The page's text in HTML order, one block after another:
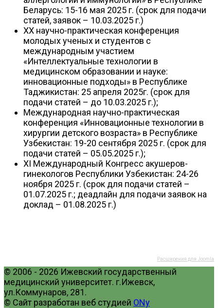
Беларусь: 15-16 мая 2025 г. (срок для подачи
статей, заявок – 10.03.2025 г.)
XX научно-практическая конференция
молодых ученых и студентов с
международным участием
«Интеллектуальные технологии в
медицинском образовании и науке:
инновационные подходы» в Республике
Таджикистан: 25 апреля 2025г. (срок для
подачи статей – до 10.03.2025 г.);
Международная научно-практическая
конференция «Инновационные технологии в
хирургии детского возраста» в Республике
Узбекистан: 19-20 сентября 2025 г. (срок для
подачи статей – 05.05.2025 г.);
XI Международный Конгресс акушеров-
гинекологов Республики Узбекистан: 24-26
ноября 2025 г. (срок для подачи статей –
01.07.2025 г.; деадлайн для подачи заявок на
доклад – 01.08.2025 г.)
Расширения для Joomla
© 2006 - 2026 Ижевский государственный
медицинский университет. г.Ижевск,
ул.Коммунаров, 281.
© Сайт разработан веб студией ONy